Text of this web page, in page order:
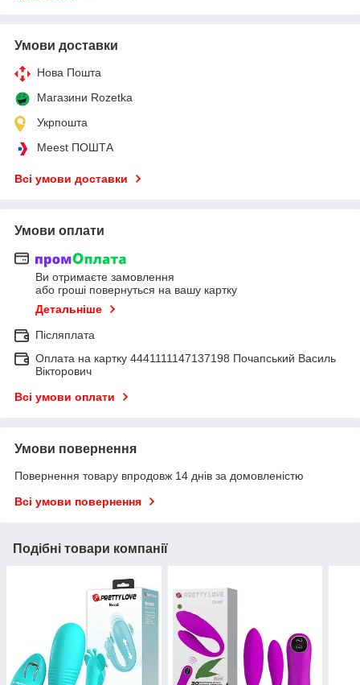
Умови доставки
Нова Пошта
Магазини Rozetka
Укрпошта
Meest ПОШТА
Всі умови доставки
Умови оплати
Ви отримаєте замовлення
або гроші повернуться на вашу картку
Детальніше
Післяплата
Оплата на картку 4441111147137198 Почапський Василь
Вікторович
Всі умови оплати
Умови повернення
Повернення товару впродовж 14 днів за домовленістю
Всі умови повернення
Подібні товари компанії